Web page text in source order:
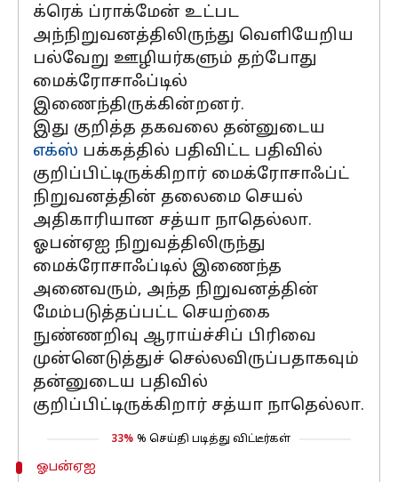
க்ரெக் ப்ராக்மேன் உட்பட
அந்நிறுவனத்திலிருந்து வெளியேறிய
பல்வேறு ஊழியர்களும் தற்போது
மைக்ரோசாஃப்டில்
இணைந்திருக்கின்றனர்.
இது குறித்த தகவலை தன்னுடைய
எக்ஸ் பக்கத்தில் பதிவிட்ட பதிவில்
குறிப்பிட்டிருக்கிறார் மைக்ரோசாஃப்ட்
நிறுவனத்தின் தலைமை செயல்
அதிகாரியான சத்யா நாதெல்லா.
ஓபன்ஏஐ நிறுவத்திலிருந்து
மைக்ரோசாஃப்டில் இணைந்த
அனைவரும், அந்த நிறுவனத்தின்
மேம்படுத்தப்பட்ட செயற்கை
நுண்ணறிவு ஆராய்ச்சிப் பிரிவை
முன்னெடுத்துச் செல்லவிருப்பதாகவும்
தன்னுடைய பதிவில்
குறிப்பிட்டிருக்கிறார் சத்யா நாதெல்லா.
33% % செய்தி படித்து விட்டீர்கள்
ஓபன்ஏஐ